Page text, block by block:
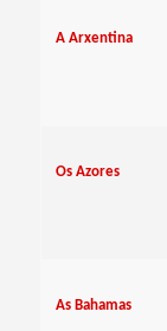
A Arxentina
Os Azores
As Bahamas